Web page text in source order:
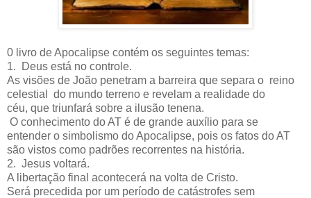
0 livro de Apocalipse contém os seguintes temas:
1. Deus está no controle.
As visões de João penetram a barreira que separa o reino
celestial do mundo terreno e revelam a realidade do
céu, que triunfará sobre a ilusão tenena.
O conhecimento do AT é de grande auxílio para se
entender o simbolismo do Apocalipse, pois os fatos do AT
são vistos como padrões recorrentes na história.
2. Jesus voltará.
A libertação final acontecerá na volta de Cristo.
Será precedida por um período de catástrofes sem